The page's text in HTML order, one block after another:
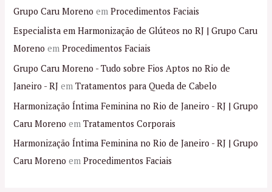
Grupo Caru Moreno emProcedimentos Faciais
Especialista em Harmonização de Glúteos no RJ | Grupo Caru
Moreno emProcedimentos Faciais
Grupo Caru Moreno - Tudo sobre Fios Aptos no Rio de
Janeiro - RJ emTratamentos para Queda de Cabelo
Harmonização Íntima Feminina no Rio de Janeiro - RJ | Grupo
Caru Moreno emTratamentos Corporais
Harmonização Íntima Feminina no Rio de Janeiro - RJ | Grupo
Caru Moreno emProcedimentos Faciais